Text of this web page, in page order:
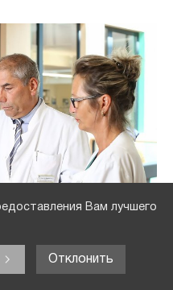
Вам лучшего
Отклонить